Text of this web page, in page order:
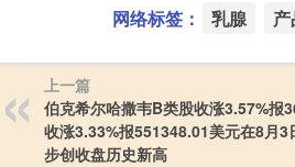
网络标签： 乳腺
上一篇
伯克希尔哈撒韦B类股收涨3.57%报
收涨3.33%报551348.01美元在8月
步创收盘历史新高